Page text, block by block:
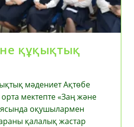
құқықтық
мәдениет Ақтөбе
мектепте «Заң және
оқушылармен
қалалық жастар